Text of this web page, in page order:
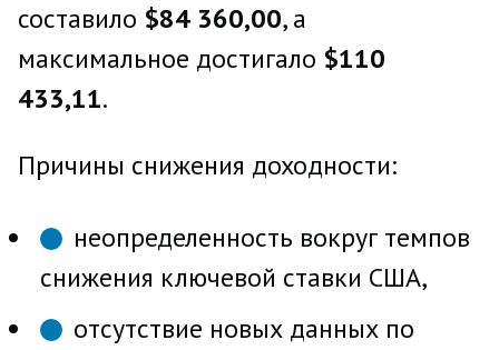
составило $84 360,00, а
максимальное достигало $110
433,11.
Причины снижения доходности:
неопределенность вокруг темпов
снижения ключевой ставки США,
отсутствие новых данных по